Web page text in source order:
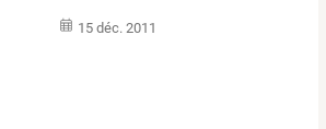
15 déc. 2011